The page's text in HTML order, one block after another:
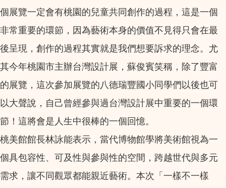
個展覽一定會有桃園的兒童共同創作的過程，這是一個
非常重要的環節，因為藝術本身的價值不見得只會在最
後呈現，創作的過程其實就是我們想要訴求的理念。尤
其今年桃園市主辦台灣設計展，蘇俊賓笑稱，除了豐富
的展覽，這次參加展覽的八德瑞豐國小同學們以後也可
以大聲說，自己曾經參與過台灣設計展中重要的一個環
節！這將會是人生中很棒的一個回憶。
桃美館館長林詠能表示，當代博物館學將美術館視為一
個具包容性、可及性與參與性的空間，跨越世代與多元
需求，讓不同觀眾都能親近藝術。本次「一樣不一樣